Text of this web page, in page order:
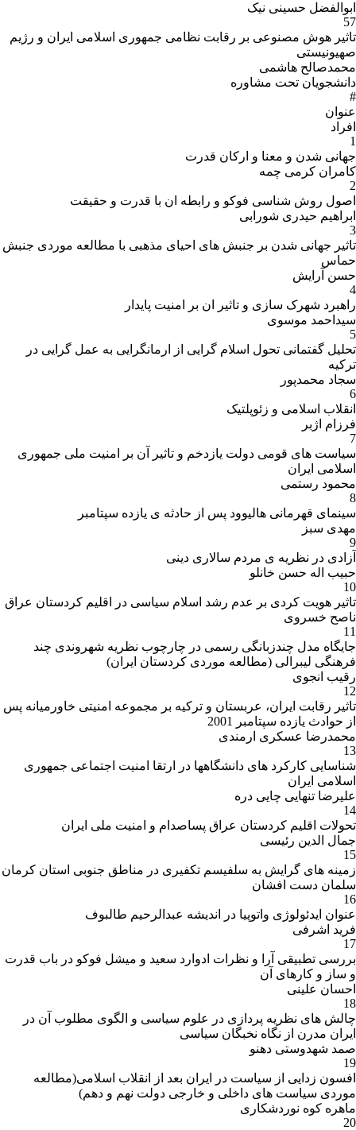
ابوالفضل حسینی نیک
57
تاثیر هوش مصنوعی بر رقابت نظامی جمهوری اسلامی ایران و رژیم
صهیونیستی
محمدصالح هاشمی
دانشجویان تحت مشاوره
#
عنوان
افراد
1
جهانی شدن و معنا و ارکان قدرت
کامران کرمی چمه
2
اصول روش شناسی فوکو و رابطه ان با قدرت و حقیقت
ابراهیم حیدری شورابی
3
تاثیر جهانی شدن بر جنبش های احیای مذهبی با مطالعه موردی جنبش
حماس
حسن آرایش
4
راهبرد شهرک سازی و تاثیر ان بر امنیت پایدار
سیداحمد موسوی
5
تحلیل گفتمانی تحول اسلام گرایی از ارمانگرایی به عمل گرایی در
ترکیه
سجاد محمدپور
6
انقلاب اسلامی و زئوپلتیک
فرزام اژبر
7
سیاست های قومی دولت یازدخم و تاثیر آن بر امنیت ملی جمهوری
اسلامی ایران
محمود رستمی
8
سینمای قهرمانی هالیوود پس از حادثه ی یازده سپتامبر
مهدی سبز
9
آزادی در نظریه ی مردم سالاری دینی
حبیب اله حسن خانلو
10
تاثیر هویت کردی بر عدم رشد اسلام سیاسی در اقلیم کردستان عراق
ناصح خسروی
11
جایگاه مدل چندزبانگی رسمی در چارچوب نظریه شهروندی چند
فرهنگی لیبرالی (مطالعه موردی کردستان ایران)
رقیب انجوی
12
تاثیر رقابت ایران، عربستان و ترکیه بر مجموعه امنیتی خاورمیانه پس
از حوادث یازده سپتامبر 2001
محمدرضا عسکری ارمندی
13
شناسایی کارکرد های دانشگاهها در ارتقا امنیت اجتماعی جمهوری
اسلامی ایران
علیرضا تنهایی چایی دره
14
تحولات اقلیم کردستان عراق پساصدام و امنیت ملی ایران
جمال الدین رئیسی
15
زمینه های گرایش به سلفیسم تکفیری در مناطق جنوبی استان کرمان
سلمان دست افشان
16
عنوان ایدئولوژی واتوپیا در اندیشه عبدالرحیم طالبوف
فرید اشرفی
17
بررسی تطبیقی آرا و نظرات ادوارد سعید و میشل فوکو در باب قدرت
و ساز و کارهای آن
احسان علینی
18
چالش های نظریه پردازی در علوم سیاسی و الگوی مطلوب آن در
ایران مدرن از نگاه نخبگان سیاسی
صمد شهدوستی دهنو
19
افسون زدایی از سیاست در ایران بعد از انقلاب اسلامی(مطالعه
موردی سیاست های داخلی و خارجی دولت نهم و دهم)
ماهره کوه نوردشکاری
20